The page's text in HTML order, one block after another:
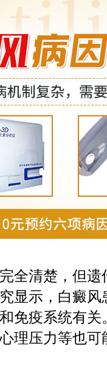
清楚，但遗
显示，白癜
免疫系统有
理压力等也